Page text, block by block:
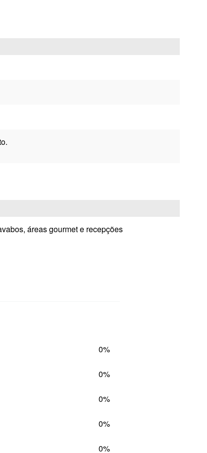
áreas gourmet e recepções
0%
0%
0%
0%
0%